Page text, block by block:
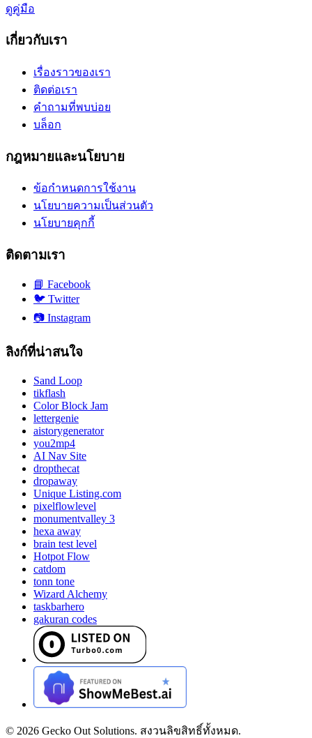
ดูคู่มือ
เกี่ยวกับเรา
เรื่องราวของเรา
ติดต่อเรา
คำถามที่พบบ่อย
บล็อก
กฎหมายและนโยบาย
ข้อกำหนดการใช้งาน
นโยบายความเป็นส่วนตัว
นโยบายคุกกี้
ติดตามเรา
📘 Facebook
🐦 Twitter
📷 Instagram
ลิงก์ที่น่าสนใจ
Sand Loop
tikflash
Color Block Jam
lettergenie
aistorygenerator
you2mp4
AI Nav Site
dropthecat
dropaway
Unique Listing.com
pixelflowlevel
monumentvalley 3
hexa away
brain test level
Hotpot Flow
catdom
tonn tone
Wizard Alchemy
taskbarhero
gakuran codes
© 2026 Gecko Out Solutions. สงวนลิขสิทธิ์ทั้งหมด.